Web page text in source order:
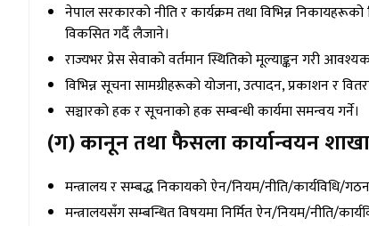
नेपाल सरकारको नीति र कार्यक्रम तथा विभिन्न
विकसित गर्दै लैजाने।
राज्यभर प्रेस सेवाको वर्तमान स्थितिको मूल्याङ्कन गरी
विभिन्न सूचना सामग्रीहरूको योजना, उत्पादन, प्रकाशन र
सञ्चारको हक र सूचनाको हक सम्बन्धी कार्यमा समन्वय गर्ने।
(ग) कानून तथा फैसला कार्यान्वयन शाखा
मन्त्रालय र सम्बद्ध निकायको ऐन/नियम/नीति/कार्यविधि/
मन्त्रालयसँग सम्बन्धित विषयमा निर्मित ऐन/नियम/नीति/